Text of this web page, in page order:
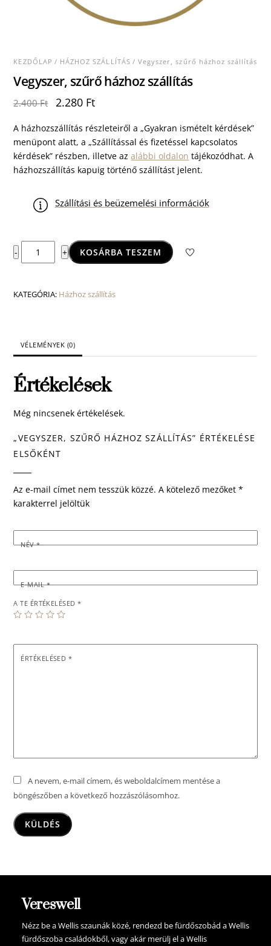
KEZDŐLAP / HÁZHOZ SZÁLLÍTÁS/ Vegyszer, szűrő házhoz szállítás
Vegyszer, szűrő házhoz szállítás
2.400Ft
Original
was:
2.400 Ft.
2.280 FtCurrent
is:
2.280 Ft.
A házhozszállítás részleteiről a „Gyakran ismételt kérdések”
menüpont alatt, a „Szállítással és fizetéssel kapcsolatos
kérdések” részben, illetve azalábbi oldalon tájékozódhat. A
házhozszállítás kapuig történő szállítást jelent.
Szállítási és beüzemelési információk
-
Vegyszer,
szűrő
szállítás
+ KOSÁRBA TESZEM
KATEGÓRIA: Házhoz szállítás
VÉLEMÉNYEK (0)
Értékelések
Még nincsenek értékelések.
„VEGYSZER, SZŰRŐ HÁZHOZ SZÁLLÍTÁS” ÉRTÉKELÉSE
ELSŐKÉNT
Az e-mail címet nem tesszük közzé. A kötelező mezőket*
karakterrel jelöltük
NÉV*
E-MAIL*
A TE ÉRTÉKELÉSED*
ÉRTÉKELÉSED *
A nevem, e-mail címem, és weboldalcímem mentése a
böngészőben a következő hozzászólásomhoz.
Vereswell
Nézz be a Wellis szaunák közé, rendezd be fürdőszobád a Wellis
fürdőszoba családokből, vagy akár merülj el a Wellis